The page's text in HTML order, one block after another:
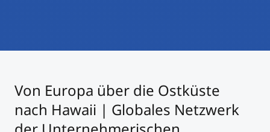
Study Finder Bachelor/Master
Masterclasses
Von Europa über die Ostküste
nach Hawaii | Globales Netzwerk